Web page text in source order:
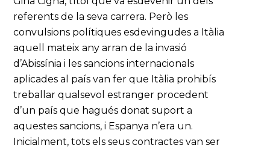
referents de la seva carrera. Però les
convulsions polítiques esdevingudes a Itàlia
aquell mateix any arran de la invasió
d’Abissínia i les sancions internacionals
aplicades al país van fer que Itàlia prohibís
treballar qualsevol estranger procedent
d’un país que hagués donat suport a
aquestes sancions, i Espanya n’era un.
Inicialment, tots els seus contractes van ser